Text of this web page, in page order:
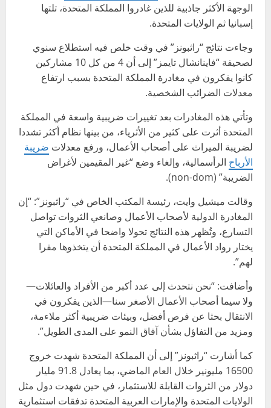
الوجهة الأكثر جاذبية للذين غادروا المملكة المتحدة، تلتها
إسبانيا ثم الولايات المتحدة.
وجاءت نتائج “راثبونز” في وقت خلص فيه استطلاع سنوي
لصحيفة “فاينانشال تايمز” إلى أن 4 من كل 10 مشاركين
كانوا يفكرون في مغادرة المملكة المتحدة بسبب ارتفاع
معدلات الضرائب الشخصية.
وتأتي هذه المغادرات بعد تغييرات ضريبية واسعة في المملكة
المتحدة أثرت على كثير من الأثرياء، من بينها نظام أكثر تشددا
لضريبة الميراث على أصحاب الأعمال، ورفع معدلات ضريبة
الأرباح الرأسمالية، وإلغاء وضع “غير المقيمين لأغراض
الضريبة” (non-dom).
وقالت ميشيل وايت، رئيسة المكتب الخاص في “راثبونز”: “إن
المغادرة الدولية لأصحاب الأعمال وصانعي الثروات تواصل
التسارع، وتُظهر هذه النتائج تحولا واضحا في الأماكن التي
يختار رواد الأعمال في المملكة المتحدة أن يتخذوها مقرا
لهم”.
وأضافت: “نحن نتحدث إلى عدد أكبر من الأفراد والعائلات—
ولا سيما أصحاب الأعمال الأصغر سنا—الذين يفكرون في
الانتقال بحثا عن فرص أفضل، وبيئات ضريبية أكثر ملاءمة،
ومزيد من التفاؤل بشأن آفاق النمو على المدى الطويل”.
كما أشارت “راثبونز” إلى أن المملكة المتحدة شهدت خروج
16500 مليونير خلال العام الماضي، بما يعادل 91.8 مليار
دولار من الثروات القابلة للاستثمار، في حين شهدت دول مثل
الولايات المتحدة والإمارات العربية المتحدة تدفقات استثمارية